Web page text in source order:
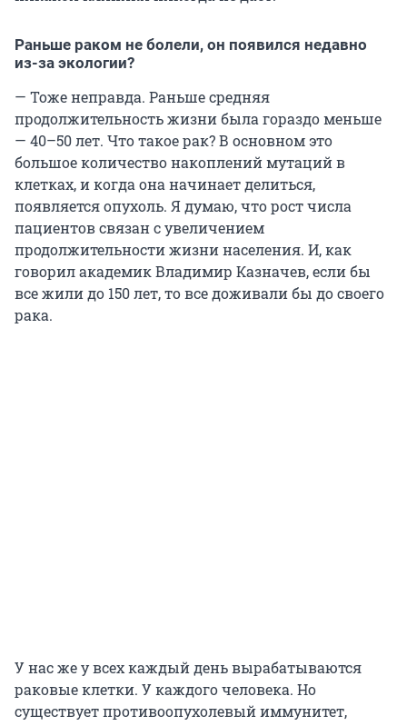
Раньше раком не болели, он появился недавно
из-за экологии?
— Тоже неправда. Раньше средняя
продолжительность жизни была гораздо меньше
— 40–50 лет. Что такое рак? В основном это
большое количество накоплений мутаций в
клетках, и когда она начинает делиться,
появляется опухоль. Я думаю, что рост числа
пациентов связан с увеличением
продолжительности жизни населения. И, как
говорил академик Владимир Казначев, если бы
все жили до 150 лет, то все доживали бы до своего
рака.
У нас же у всех каждый день вырабатываются
раковые клетки. У каждого человека. Но
существует противоопухолевый иммунитет,